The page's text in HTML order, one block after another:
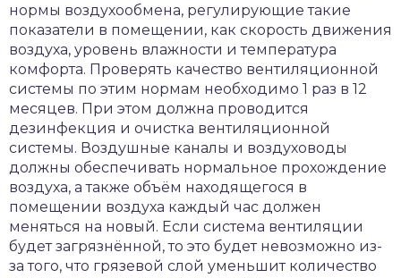
нормы воздухообмена, регулирующие такие
показатели в помещении, как скорость движения
воздуха, уровень влажности и температура
комфорта. Проверять качество вентиляционной
системы по этим нормам необходимо 1 раз в 12
месяцев. При этом должна проводится
дезинфекция и очистка вентиляционной
системы. Воздушные каналы и воздуховоды
должны обеспечивать нормальное прохождение
воздуха, а также объём находящегося в
помещении воздуха каждый час должен
меняться на новый. Если система вентиляции
будет загрязнённой, то это будет невозможно из-
за того, что грязевой слой уменьшит количество